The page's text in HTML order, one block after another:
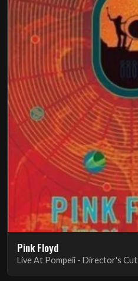
Pink Floyd
Live At Pompeii - Director's Cut